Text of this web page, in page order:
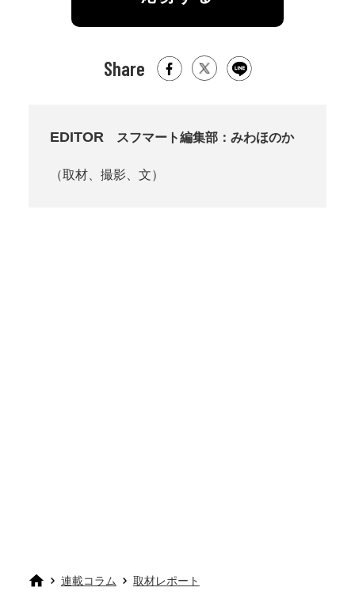
Share
EDITOR スフマート編集部：みわほのか
（取材、撮影、文）
連載コラム
取材レポート